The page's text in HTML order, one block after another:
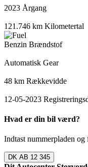
2023 Årgang
121.746 km Kilometertal
Benzin Brændstof
Automatisk Gear
48 km Rækkevidde
12-05-2023
Hvad er din bil værd?
Indtast nummerpladen
DK AB 12 345